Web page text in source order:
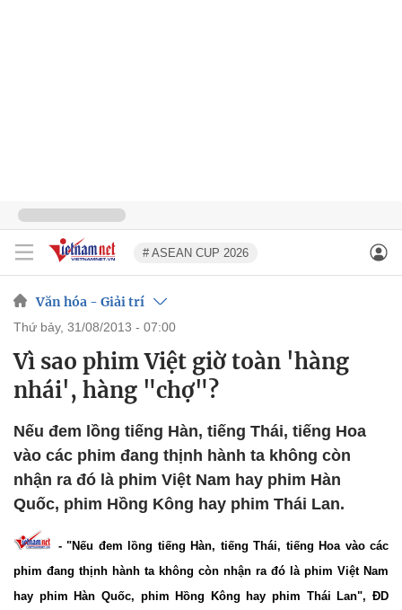
# ASEAN CUP 2026
Văn hóa - Giải trí
thứ bảy, 31/08/2013 - 07:00
Vì sao phim Việt giờ toàn 'hàng
nhái', hàng "chợ"?
Nếu đem lồng tiếng Hàn, tiếng Thái, tiếng Hoa
vào các phim đang thịnh hành ta không còn
nhận ra đó là phim Việt Nam hay phim Hàn
Quốc, phim Hồng Kông hay phim Thái Lan.
- "Nếu đem lồng tiếng Hàn, tiếng Thái, tiếng Hoa vào các
phim đang thịnh hành ta không còn nhận ra đó là phim Việt Nam
hay phim Hàn Quốc, phim Hồng Kông hay phim Thái Lan", ĐD